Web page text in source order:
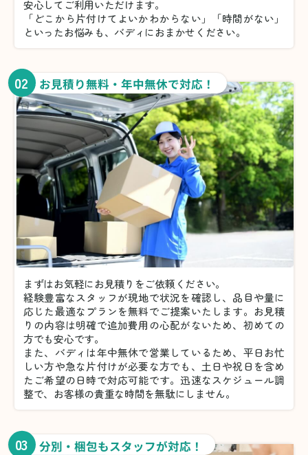
安心してご利用いただけます。
「どこから片付けてよいかわからない」「時間がない」
といったお悩みも、バディにおまかせください。
02 お見積り無料・年中無休で対応！
まずはお気軽にお見積りをご依頼ください。
経験豊富なスタッフが現地で状況を確認し、品目や量に
応じた最適なプランを無料でご提案いたします。お見積
りの内容は明確で追加費用の心配がないため、初めての
方でも安心です。
また、バディは年中無休で営業しているため、平日お忙
しい方や急な片付けが必要な方でも、土日や祝日を含め
たご希望の日時で対応可能です。迅速なスケジュール調
整で、お客様の貴重な時間を無駄にしません。
03 分別・梱包もスタッフが対応！